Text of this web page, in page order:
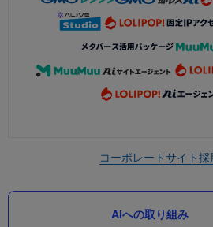
コーポレートサイト採
AIへの取り組み